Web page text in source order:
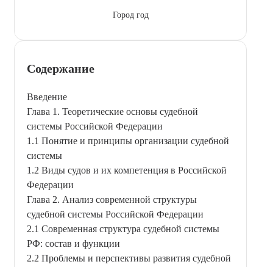
Город год
Содержание
Введение
Глава 1. Теоретические основы судебной
системы Российской Федерации
1.1 Понятие и принципы организации судебной
системы
1.2 Виды судов и их компетенция в Российской
Федерации
Глава 2. Анализ современной структуры
судебной системы Российской Федерации
2.1 Современная структура судебной системы
РФ: состав и функции
2.2 Проблемы и перспективы развития судебной